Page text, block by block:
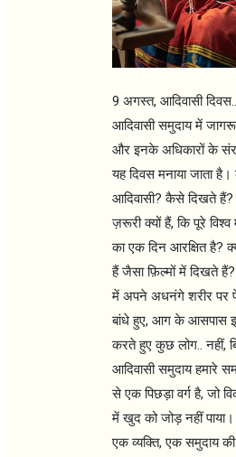
9 अगस्त, आदिवासी
आदिवासी समुदाय में
और इनके अधिकारों के
यह दिवस मनाया जाता
आदिवासी? कैसे दिखते
ज़रूरी क्यों हैं, कि पूरे
का एक दिन आरक्षित है?
हैं जैसा फ़िल्मों में दिखते
में अपने अधनंगे शरीर पर
बांधे हुए, आग के आसपास
करते हुए कुछ लोग.. नहीं,
आदिवासी समुदाय हमारे
से एक पिछड़ा वर्ग है, जो
में खुद को जोड़ नहीं
एक व्यक्ति, एक समुदाय की